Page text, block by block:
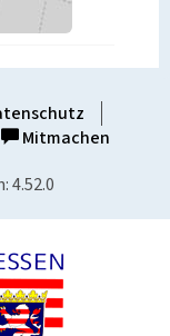
Mitmachen
4.52.0